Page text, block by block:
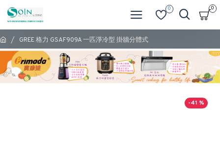
0 0
GREE 格力 GSAF909A 一匹淨冷型 掛牆分體式
-41 %